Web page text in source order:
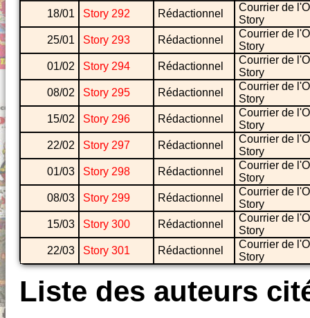
18/01
Story 292 Rédactionnel
Courrier de
Story
25/01
Story 293 Rédactionnel
Courrier de
Story
01/02
Story 294 Rédactionnel
Courrier de
Story
08/02
Story 295 Rédactionnel
Courrier de
Story
15/02
Story 296 Rédactionnel
Courrier de
Story
22/02
Story 297 Rédactionnel
Courrier de
Story
01/03
Story 298 Rédactionnel
Courrier de
Story
08/03
Story 299 Rédactionnel
Courrier de
Story
15/03
Story 300 Rédactionnel
Courrier de
Story
22/03
Story 301 Rédactionnel
Courrier de
Story
Liste des auteurs